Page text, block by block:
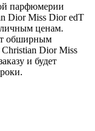
парфюмерии
Dior Miss Dior edT
ценам.
обширным
Christian Dior Miss
и будет